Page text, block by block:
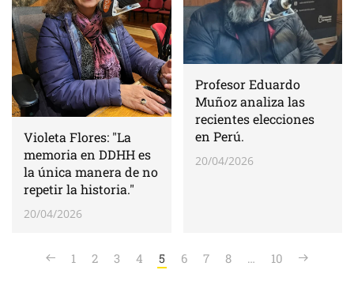
Violeta Flores: "La
memoria en DDHH es
la única manera de no
repetir la historia."
20/04/2026
Profesor Eduardo
Muñoz analiza las
recientes elecciones
en Perú.
20/04/2026
1 2 3 4 5 6 7 8 … 10